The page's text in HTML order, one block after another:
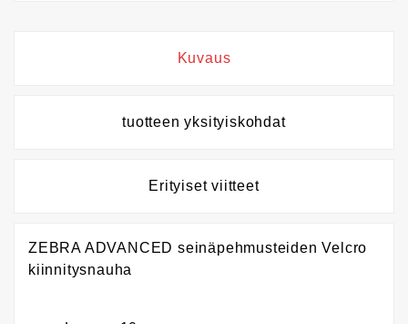
Kuvaus
tuotteen yksityiskohdat
Erityiset viitteet
ZEBRA ADVANCED seinäpehmusteiden Velcro
kiinnitysnauha